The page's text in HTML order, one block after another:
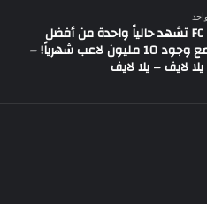
لعبة FC 26 تشهد حالياً واحدة من أفضل
حالاتها مع وجود 10 مليون لاعب شهرياً! –
لايف – يلا لايف